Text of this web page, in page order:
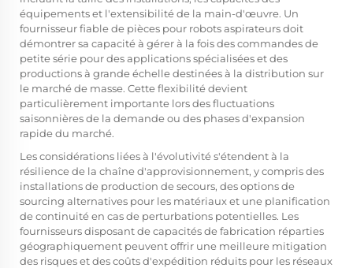
équipements et l'extensibilité de la main-d'œuvre. Un
fournisseur fiable de pièces pour robots aspirateurs doit
démontrer sa capacité à gérer à la fois des commandes de
petite série pour des applications spécialisées et des
productions à grande échelle destinées à la distribution sur
le marché de masse. Cette flexibilité devient
particulièrement importante lors des fluctuations
saisonnières de la demande ou des phases d'expansion
rapide du marché.
Les considérations liées à l'évolutivité s'étendent à la
résilience de la chaîne d'approvisionnement, y compris des
installations de production de secours, des options de
sourcing alternatives pour les matériaux et une planification
de continuité en cas de perturbations potentielles. Les
fournisseurs disposant de capacités de fabrication réparties
géographiquement peuvent offrir une meilleure mitigation
des risques et des coûts d'expédition réduits pour les réseaux